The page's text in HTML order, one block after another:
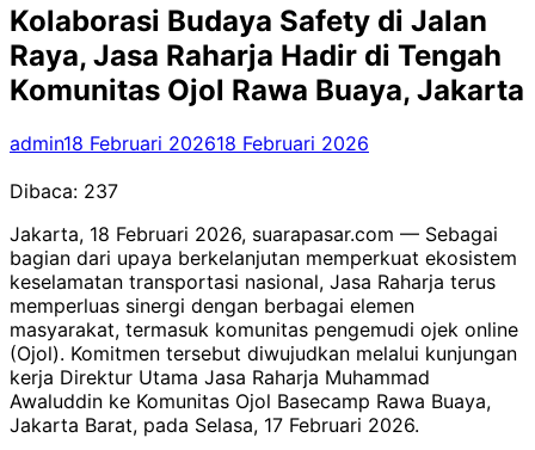
Kolaborasi Budaya Safety di Jalan
Raya, Jasa Raharja Hadir di Tengah
Komunitas Ojol Rawa Buaya, Jakarta
admin18 Februari 202618 Februari 2026
Dibaca: 237
Jakarta, 18 Februari 2026, suarapasar.com — Sebagai
bagian dari upaya berkelanjutan memperkuat ekosistem
keselamatan transportasi nasional, Jasa Raharja terus
memperluas sinergi dengan berbagai elemen
masyarakat, termasuk komunitas pengemudi ojek online
(Ojol). Komitmen tersebut diwujudkan melalui kunjungan
kerja Direktur Utama Jasa Raharja Muhammad
Awaluddin ke Komunitas Ojol Basecamp Rawa Buaya,
Jakarta Barat, pada Selasa, 17 Februari 2026.